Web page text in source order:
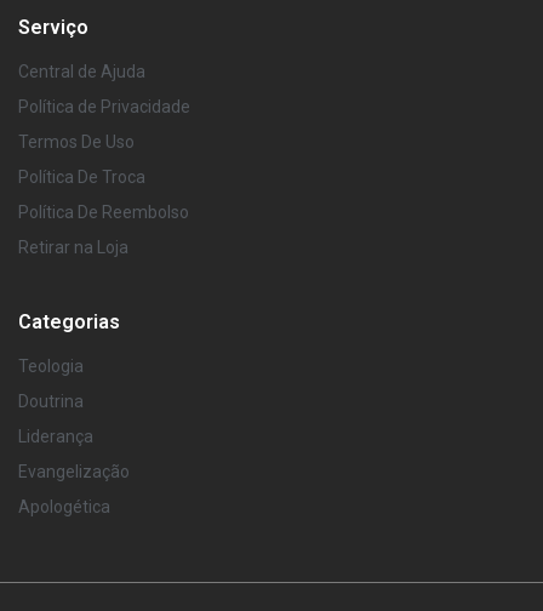
Serviço
Central de Ajuda
Política de Privacidade
Termos De Uso
Política De Troca
Política De Reembolso
Retirar na Loja
Categorias
Teologia
Doutrina
Liderança
Evangelização
Apologética